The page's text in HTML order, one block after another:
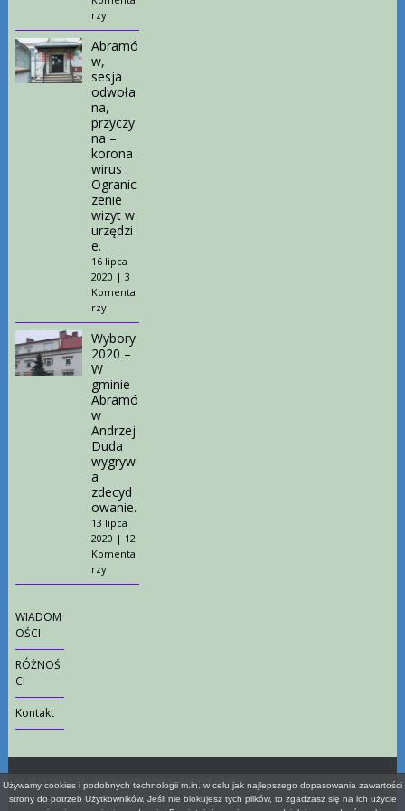
rzy
Abramó
w,
sesja
odwoła
na,
przyczy
na –
korona
wirus .
Ogranic
zenie
wizyt w
urzędzi
e.
16 lipca
2020 | 3
Komenta
rzy
Wybory
2020 –
W
gminie
Abramó
w
Andrzej
Duda
wygryw
a
zdecyd
owanie.
13 lipca
2020 | 12
Komenta
rzy
WIADOM
OŚCI
RÓŻNOŚ
CI
Kontakt
© 2013 Nasz Abramów. Wydawca: Robert Fiutek
Jedynie prawda jest ciekawa.
Używamy cookies i podobnych technologii m.in. w celu jak najlepszego dopasowania zawartości
strony do potrzeb Użytkowników. Jeśli nie blokujesz tych plików, to zgadzasz się na ich użycie